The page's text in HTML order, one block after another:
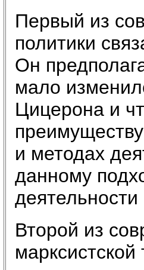
Первый из
политики
Он
мало
Цицерона и
и методах
данному
деятельности
Второй из